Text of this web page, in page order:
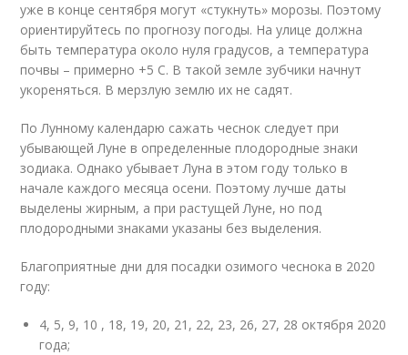
уже в конце сентября могут «стукнуть» морозы. Поэтому
ориентируйтесь по прогнозу погоды. На улице должна
быть температура около нуля градусов, а температура
почвы – примерно +5 С. В такой земле зубчики начнут
укореняться. В мерзлую землю их не садят.
По Лунному календарю сажать чеснок следует при
убывающей Луне в определенные плодородные знаки
зодиака. Однако убывает Луна в этом году только в
начале каждого месяца осени. Поэтому лучше даты
выделены жирным, а при растущей Луне, но под
плодородными знаками указаны без выделения.
Благоприятные дни для посадки озимого чеснока в 2020
году:
4, 5, 9, 10 , 18, 19, 20, 21, 22, 23, 26, 27, 28 октября 2020
года;